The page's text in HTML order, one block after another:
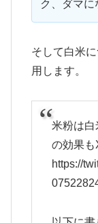
ク、ダマ
そして白米
用します。
米粉は白
の効果も
https://